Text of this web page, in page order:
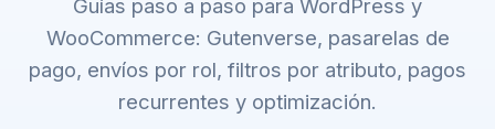
Guías paso a paso para WordPress y
WooCommerce: Gutenverse, pasarelas de
pago, envíos por rol, filtros por atributo, pagos
recurrentes y optimización.